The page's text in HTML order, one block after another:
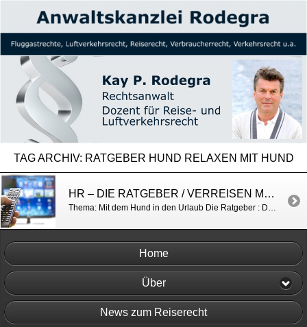
TAG ARCHIV: RATGEBER HUND RELAXEN MIT HUND
HR – DIE RATGEBER / VERREISEN MIT HUND
Thema: Mit dem Hund in den Urlaub Die Ratgeber : Die Ratgeber vom 19.03.2024 | ARD Mediathek
Home
Über
News zum Reiserecht